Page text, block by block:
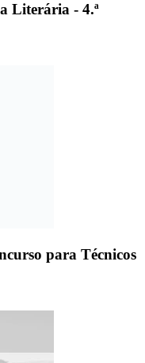
Literária - 4.ª
para Técnicos